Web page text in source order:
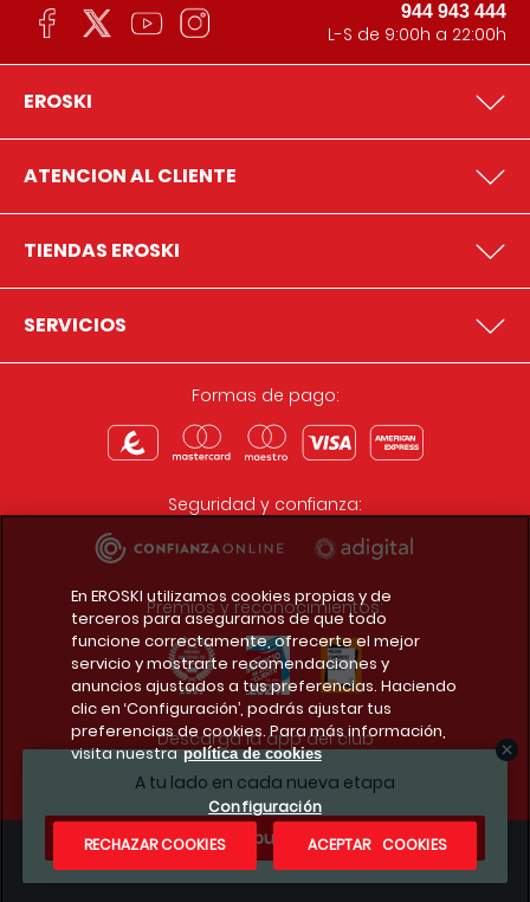
A tu lado en cada nueva etapa
¿Te apuntas?
944 943 444
L-S de 9:00h a 22:00h
EROSKI
ATENCION AL CLIENTE
TIENDAS EROSKI
SERVICIOS
Formas de pago:
Seguridad y confianza:
Premios y reconocimientos:
Descarga la app del club
Condiciones legales
En EROSKI utilizamos cookies propias y de
terceros para asegurarnos de que todo
funcione correctamente, ofrecerte el mejor
servicio y mostrarte recomendaciones y
anuncios ajustados a tus preferencias. Haciendo
clic en ‘Configuración’, podrás ajustar tus
preferencias de cookies. Para más información,
visita nuestra política de cookies
Configuración
RECHAZAR COOKIES
ACEPTAR COOKIES